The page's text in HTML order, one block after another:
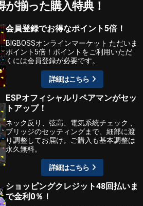
が揃った購入特典！
会員登録でお得なポイント5倍！
BIGBOSSオンラインマーケット ただいま
ポイント5倍！ポイントをご利用いただ
くには会員登録が必要です。
詳細はこちら
ESPオフィシャルリペアマンがセッ
トアップ！
ネック反り、弦高、電気系統チェック 、
ブリッジのセッティングまで、細部に渡
り調整してお届け。ご購入も基本調整は
永久無料。
詳細はこちら
ショッピングクレジット48回払いま
で金利0％！